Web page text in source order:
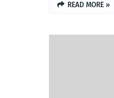
READ MORE »